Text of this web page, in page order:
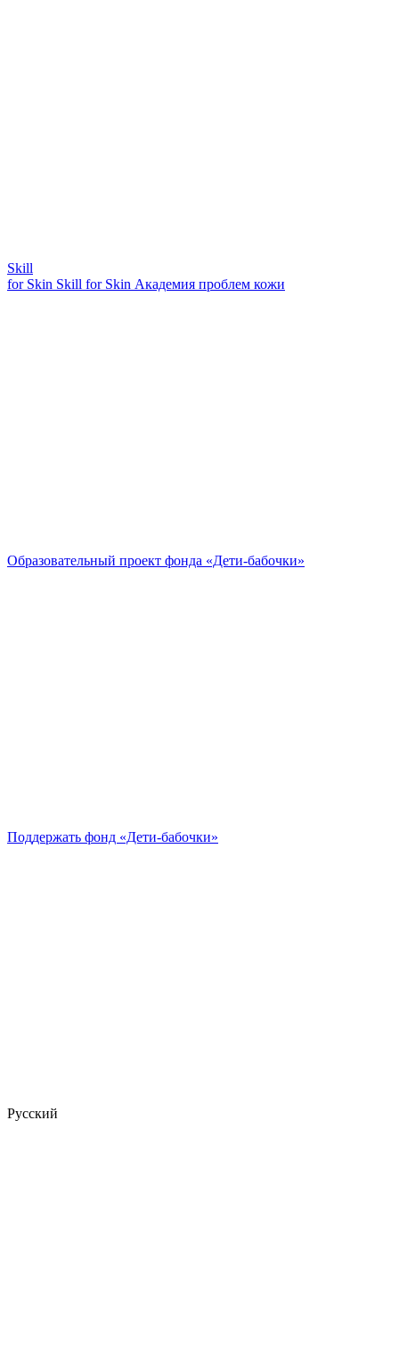
Skill
for Skin Skill for Skin Академия проблем кожи
Образовательный проект фонда «Дети-бабочки»
Поддержать фонд «Дети-бабочки»
Русский